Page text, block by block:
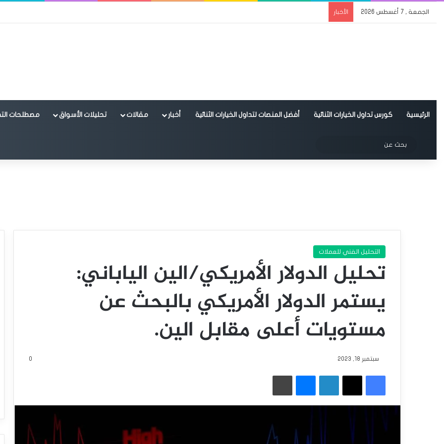
الجمعة , 7 أغسطس 2026 الأخبار
الرئيسية كورس تداول الخيارات الثنائية أفضل المنصات لتداول الخيارات الثنائية أخبار مقالات تحليلات الأسواق مصطلحات
الوضع المظلم
عن
التحليل الفني للعملات
تحليل الدولار الأمريكي/الين الياباني:
يستمر الدولار الأمريكي بالبحث عن
مستويات أعلى مقابل الين.
سبتمبر 18, 2023 0
فيسبوك
‫X لينكدإن ماسنجر طباعة